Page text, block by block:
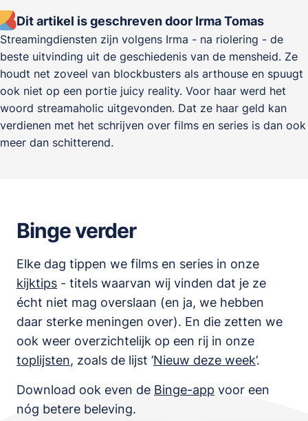
Dit artikel is geschreven door Irma Tomas
Streamingdiensten zijn volgens Irma - na riolering - de
beste uitvinding uit de geschiedenis van de mensheid. Ze
houdt net zoveel van blockbusters als arthouse en spuugt
ook niet op een portie juicy reality. Voor haar werd het
woord streamaholic uitgevonden. Dat ze haar geld kan
verdienen met het schrijven over films en series is dan ook
meer dan schitterend.
Binge verder
Elke dag tippen we films en series in onze
kijktips - titels waarvan wij vinden dat je ze
écht niet mag overslaan (en ja, we hebben
daar sterke meningen over). En die zetten we
ook weer overzichtelijk op een rij in onze
toplijsten, zoals de lijst ’Nieuw deze week’.
Download ook even de Binge-app voor een
nóg betere beleving.